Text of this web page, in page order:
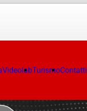
VideolabTurismoContatti